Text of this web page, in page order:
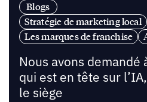
Blogs
Stratégie de marketing local
Les marques de franchise
Nous avons demandé
qui est en tête sur
le siège